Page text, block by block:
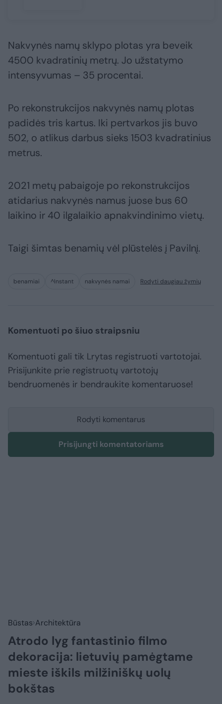
Nakvynės namų sklypo plotas yra beveik
4500 kvadratinių metrų. Jo užstatymo
intensyvumas – 35 procentai.
Po rekonstrukcijos nakvynės namų plotas
padidės tris kartus. Iki pertvarkos jis buvo
502, o atlikus darbus sieks 1503 kvadratinius
metrus.
2021 metų pabaigoje po rekonstrukcijos
atidarius nakvynės namus juose bus 60
laikino ir 40 ilgalaikio apnakvindinimo vietų.
Taigi šimtas benamių vėl plūstelės į Pavilnį.
benamiai ^Instant nakvynės namai Rodyti daugiau žymių
Komentuoti po šiuo straipsniu
Komentuoti gali tik Lrytas registruoti vartotojai.
Prisijunkite prie registruotų vartotojų
bendruomenės ir bendraukite komentaruose!
Rodyti komentarus
Prisijungti komentatoriams
Būstas Architektūra
Atrodo lyg fantastinio filmo
dekoracija: lietuvių pamėgtame
mieste iškils milžiniškų uolų
bokštas